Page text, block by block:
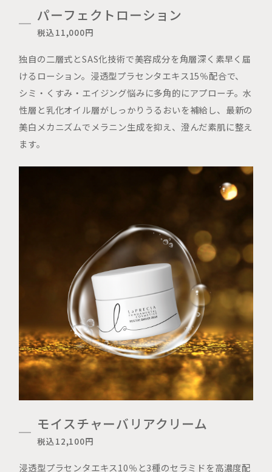
パーフェクトローション
税込11,000円
独自の二層式とSAS化技術で美容成分を角層深く素早く届
けるローション。浸透型プラセンタエキス15％配合で、
シミ・くすみ・エイジング悩みに多角的にアプローチ。水
性層と乳化オイル層がしっかりうるおいを補給し、最新の
美白メカニズムでメラニン生成を抑え、澄んだ素肌に整え
ます。
モイスチャーバリアクリーム
税込12,100円
浸透型プラセンタエキス10％と3種のセラミドを高濃度配